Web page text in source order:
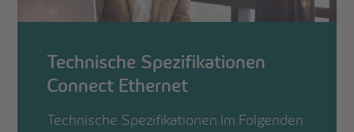
Technische Spezifikationen
Connect Ethernet
Technische Spezifikationen Im Folgenden